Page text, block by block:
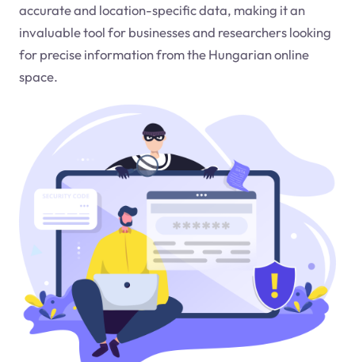
accurate and location-specific data, making it an
invaluable tool for businesses and researchers looking
for precise information from the Hungarian online
space.